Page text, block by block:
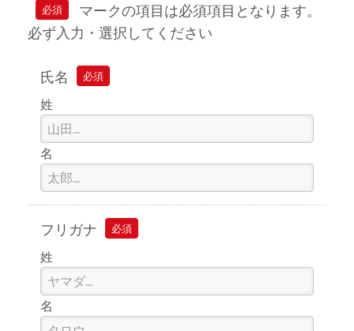
必須
マークの項目は必須項目となります。
必ず入力・選択してください
氏名 必須
姓
名
フリガナ 必須
姓
名